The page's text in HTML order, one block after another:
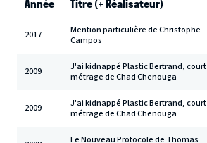
Année Titre (+ Réalisateur)
2017
Mention particulière de Christophe
Campos
2009
J'ai kidnappé Plastic Bertrand, court
métrage de Chad Chenouga
2009
J'ai kidnappé Plastic Bertrand, court
métrage de Chad Chenouga
Le Nouveau Protocole de Thomas